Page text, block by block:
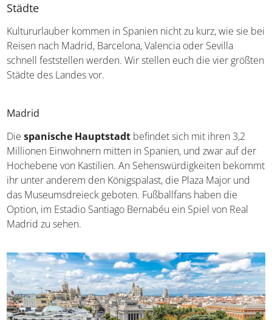
bei Reisen nach Madrid, Barcelona, Valencia oder Sevilla
schnell feststellen werden. Wir stellen euch die vier
größten Städte des Landes vor.
Millionen Einwohnern mitten in Spanien, und zwar auf
der Hochebene von Kastilien. An Sehenswürdigkeiten
bekommt ihr unter anderem den Königspalast, die Plaza
Major und das Museumsdreieck geboten. Fußballfans
haben die Option, im Estadio Santiago Bernabéu ein Spiel
von Real Madrid zu sehen.